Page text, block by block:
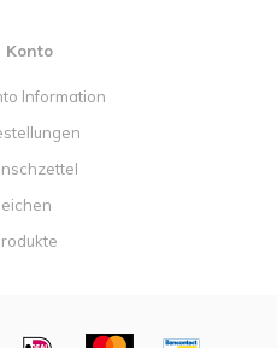
Konto
Information